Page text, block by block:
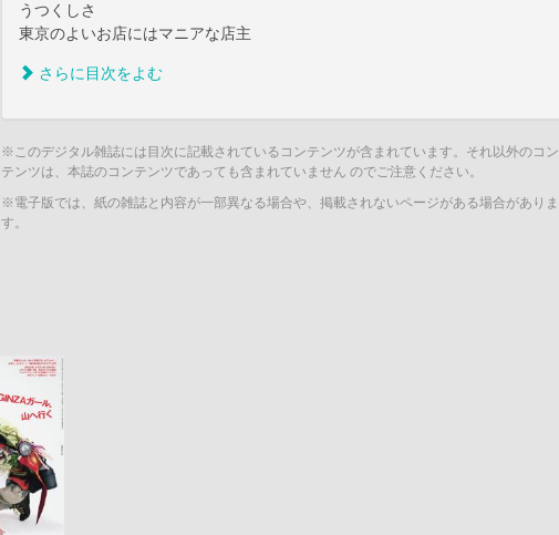
うつくしさ
東京のよいお店にはマニアな店主
さらに目次をよむ
※このデジタル雑誌には目次に記載されているコンテンツが含まれています。それ以外のコン
テンツは、本誌のコンテンツであっても含まれていません のでご注意ください。
※電子版では、紙の雑誌と内容が一部異なる場合や、掲載されないページがある場合がありま
す。